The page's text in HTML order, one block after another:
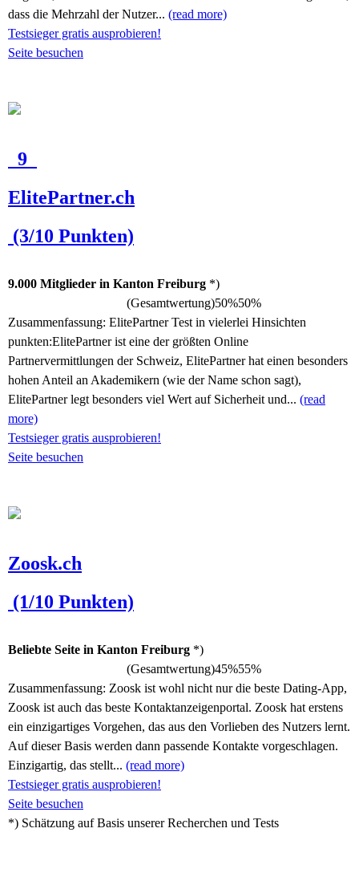
dass die Mehrzahl der Nutzer... (read more)
Testsieger gratis ausprobieren!
Seite besuchen
9
ElitePartner.ch
(3/10 Punkten)
9.000 Mitglieder in Kanton Freiburg *)
(Gesamtwertung)50%50%
Zusammenfassung: ElitePartner Test in vielerlei Hinsichten
punkten:ElitePartner ist eine der größten Online
Partnervermittlungen der Schweiz, ElitePartner hat einen besonders
hohen Anteil an Akademikern (wie der Name schon sagt),
ElitePartner legt besonders viel Wert auf Sicherheit und... (read
more)
Testsieger gratis ausprobieren!
Seite besuchen
Zoosk.ch
(1/10 Punkten)
Beliebte Seite in Kanton Freiburg *)
(Gesamtwertung)45%55%
Zusammenfassung: Zoosk ist wohl nicht nur die beste Dating-App,
Zoosk ist auch das beste Kontaktanzeigenportal. Zoosk hat erstens
ein einzigartiges Vorgehen, das aus den Vorlieben des Nutzers lernt.
Auf dieser Basis werden dann passende Kontakte vorgeschlagen.
Einzigartig, das stellt... (read more)
Testsieger gratis ausprobieren!
Seite besuchen
*) Schätzung auf Basis unserer Recherchen und Tests